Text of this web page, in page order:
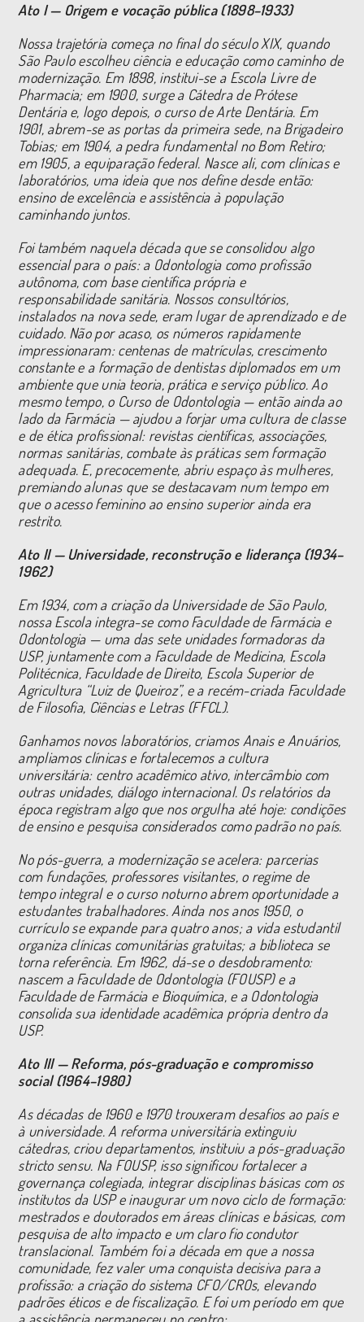
Ato I — Origem e vocação pública (1898–1933)
Nossa trajetória começa no final do século XIX, quando
São Paulo escolheu ciência e educação como caminho de
modernização. Em 1898, institui-se a Escola Livre de
Pharmacia; em 1900, surge a Cátedra de Prótese
Dentária e, logo depois, o curso de Arte Dentária. Em
1901, abrem-se as portas da primeira sede, na Brigadeiro
Tobias; em 1904, a pedra fundamental no Bom Retiro;
em 1905, a equiparação federal. Nasce ali, com clínicas e
laboratórios, uma ideia que nos define desde então:
ensino de excelência e assistência à população
caminhando juntos.
Foi também naquela década que se consolidou algo
essencial para o país: a Odontologia como profissão
autônoma, com base científica própria e
responsabilidade sanitária. Nossos consultórios,
instalados na nova sede, eram lugar de aprendizado e de
cuidado. Não por acaso, os números rapidamente
impressionaram: centenas de matrículas, crescimento
constante e a formação de dentistas diplomados em um
ambiente que unia teoria, prática e serviço público. Ao
mesmo tempo, o Curso de Odontologia — então ainda ao
lado da Farmácia — ajudou a forjar uma cultura de classe
e de ética profissional: revistas científicas, associações,
normas sanitárias, combate às práticas sem formação
adequada. E, precocemente, abriu espaço às mulheres,
premiando alunas que se destacavam num tempo em
que o acesso feminino ao ensino superior ainda era
restrito.
Ato II — Universidade, reconstrução e liderança (1934–
1962)
Em 1934, com a criação da Universidade de São Paulo,
nossa Escola integra-se como Faculdade de Farmácia e
Odontologia — uma das sete unidades formadoras da
USP, juntamente com a Faculdade de Medicina, Escola
Politécnica, Faculdade de Direito, Escola Superior de
Agricultura “Luiz de Queiroz”, e a recém-criada Faculdade
de Filosofia, Ciências e Letras (FFCL).
Ganhamos novos laboratórios, criamos Anais e Anuários,
ampliamos clínicas e fortalecemos a cultura
universitária: centro acadêmico ativo, intercâmbio com
outras unidades, diálogo internacional. Os relatórios da
época registram algo que nos orgulha até hoje: condições
de ensino e pesquisa considerados como padrão no país.
No pós-guerra, a modernização se acelera: parcerias
com fundações, professores visitantes, o regime de
tempo integral e o curso noturno abrem oportunidade a
estudantes trabalhadores. Ainda nos anos 1950, o
currículo se expande para quatro anos; a vida estudantil
organiza clínicas comunitárias gratuitas; a biblioteca se
torna referência. Em 1962, dá-se o desdobramento:
nascem a Faculdade de Odontologia (FOUSP) e a
Faculdade de Farmácia e Bioquímica, e a Odontologia
consolida sua identidade acadêmica própria dentro da
USP.
Ato III — Reforma, pós-graduação e compromisso
social (1964–1980)
As décadas de 1960 e 1970 trouxeram desafios ao país e
à universidade. A reforma universitária extinguiu
cátedras, criou departamentos, instituiu a pós-graduação
stricto sensu. Na FOUSP, isso significou fortalecer a
governança colegiada, integrar disciplinas básicas com os
institutos da USP e inaugurar um novo ciclo de formação:
mestrados e doutorados em áreas clínicas e básicas, com
pesquisa de alto impacto e um claro fio condutor
translacional. Também foi a década em que a nossa
comunidade, fez valer uma conquista decisiva para a
profissão: a criação do sistema CFO/CROs, elevando
padrões éticos e de fiscalização. E foi um período em que